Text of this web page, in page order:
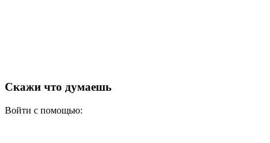
Скажи что думаешь
Войти с помощью: